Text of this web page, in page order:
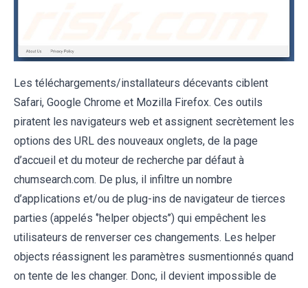
Les téléchargements/installateurs décevants ciblent
Safari, Google Chrome et Mozilla Firefox. Ces outils
piratent les navigateurs web et assignent secrètement les
options des URL des nouveaux onglets, de la page
d’accueil et du moteur de recherche par défaut à
chumsearch.com. De plus, il infiltre un nombre
d’applications et/ou de plug-ins de navigateur de tierces
parties (appelés ‘’helper objects’’) qui empêchent les
utilisateurs de renverser ces changements. Les helper
objects réassignent les paramètres susmentionnés quand
on tente de les changer. Donc, il devient impossible de